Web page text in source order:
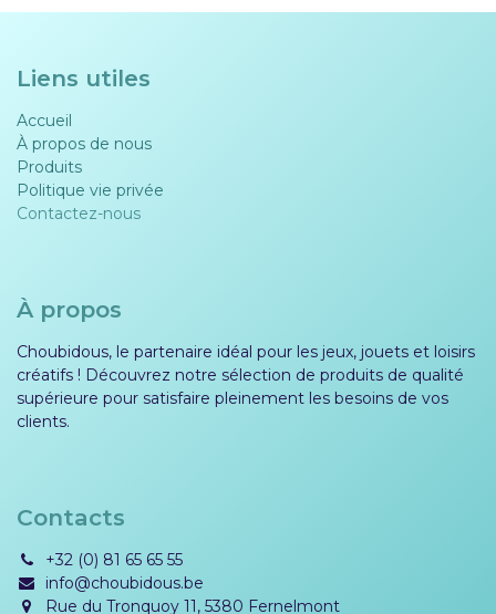
Liens utiles
Accueil
À propos de nous
Produits
Politique vie privée​​
Contactez-nous
À propos
Choubidous, le partenaire idéal pour les jeux, jouets et loisirs
créatifs ! Découvrez notre sélection de produits de qualité
supérieure pour satisfaire pleinement les besoins de vos
clients.
Contacts
+32 (0) 81 65 65 55
info@choubidous.be
Rue du Tronquoy 11, 5380 Fernelmont